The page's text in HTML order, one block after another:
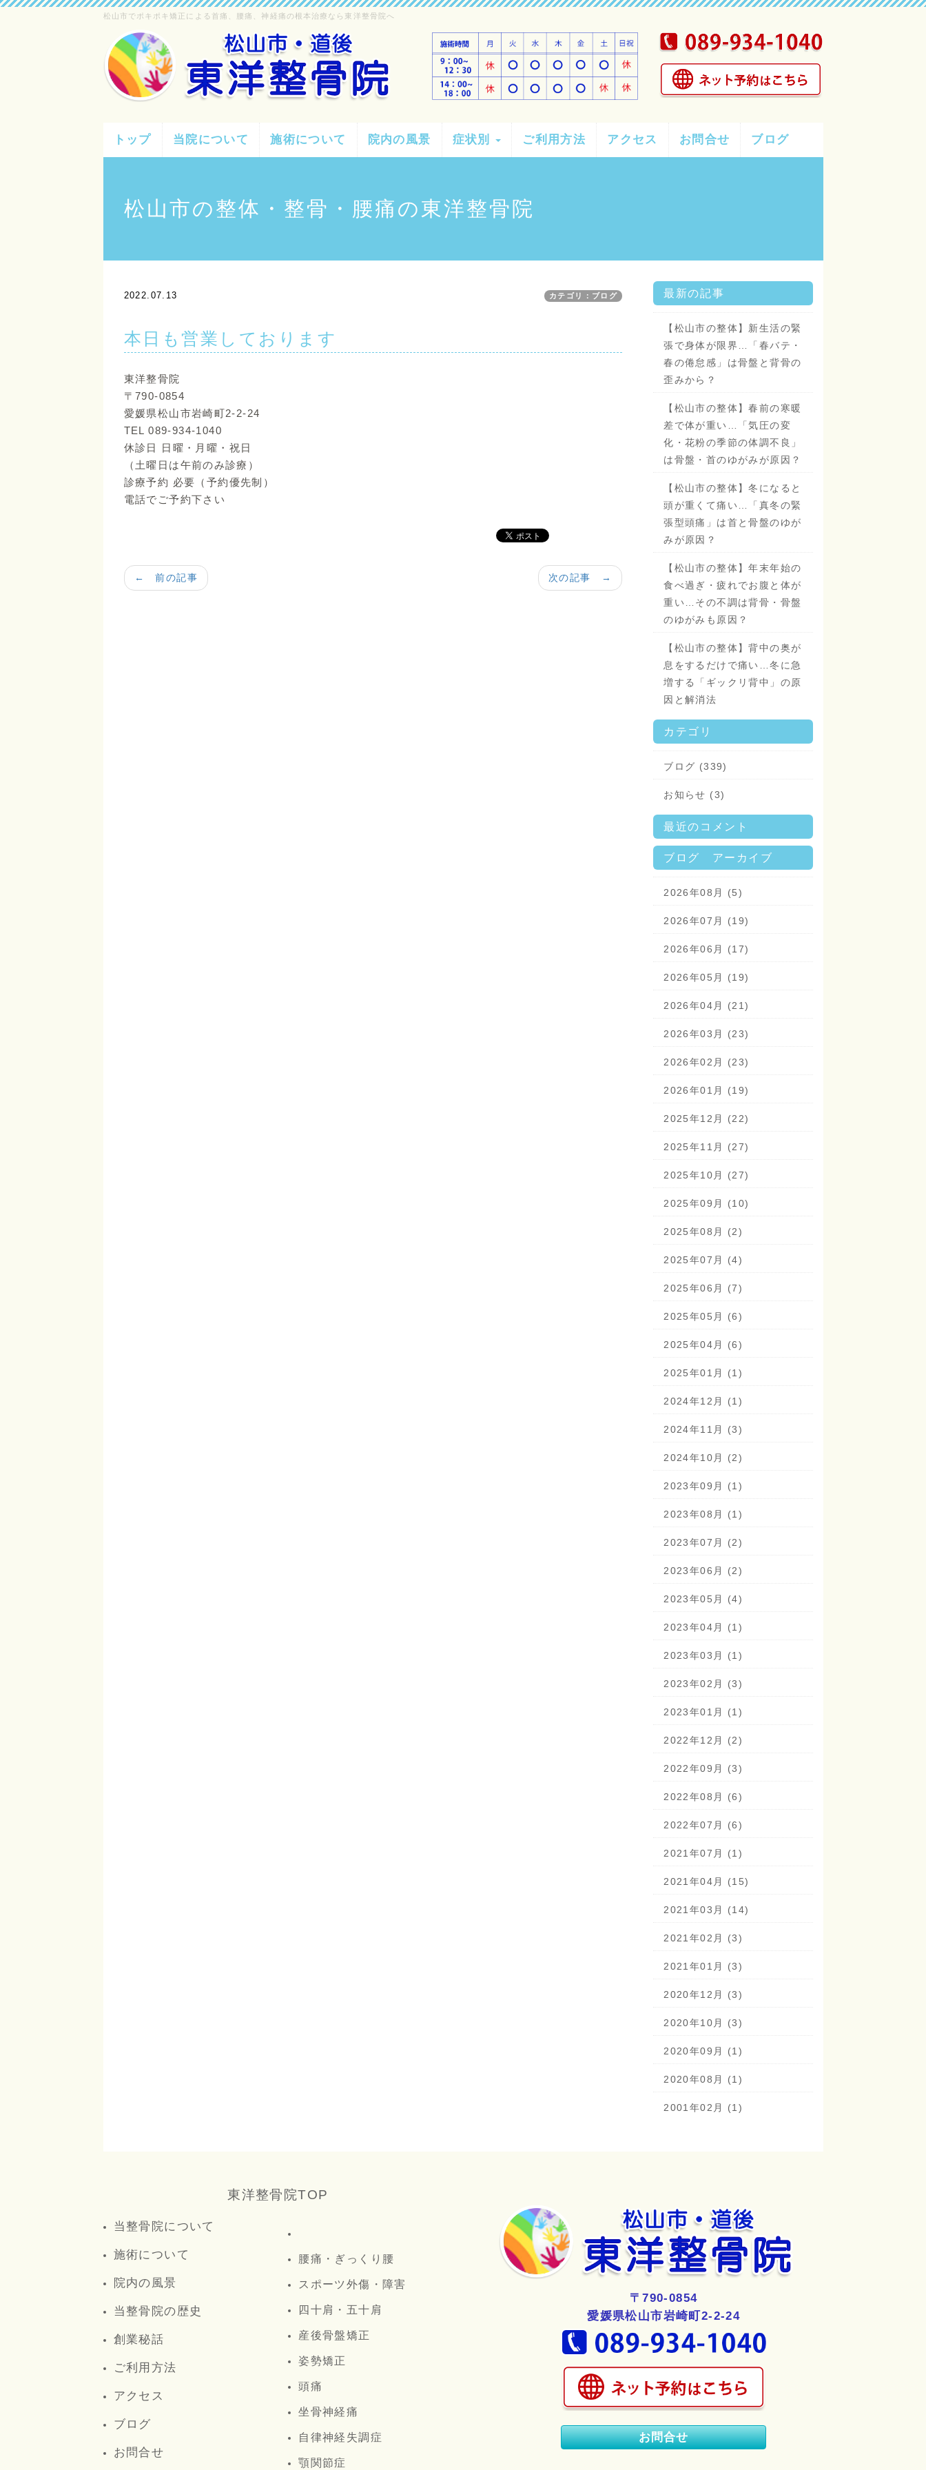
松山市でポキポキ矯正による首痛、腰痛、神経痛の根本治療なら東洋整骨院へ
トップ 当院について 施術について 院内の風景 症状別 ご利用方法 アクセス お問合せ ブログ
松山市の整体・整骨・腰痛の東洋整骨院
2022.07.13 カテゴリ：ブログ
本日も営業しております
東洋整骨院
〒790-0854
愛媛県松山市岩崎町2-2-24
TEL 089-934-1040
休診日 日曜・月曜・祝日
（土曜日は午前のみ診療）
診療予約 必要（予約優先制）
電話でご予約下さい
次の記事 →
← 前の記事
最新の記事
【松山市の整体】新生活の緊
張で身体が限界…「春バテ・
春の倦怠感」は骨盤と背骨の
歪みから？
【松山市の整体】春前の寒暖
差で体が重い…「気圧の変
化・花粉の季節の体調不良」
は骨盤・首のゆがみが原因？
【松山市の整体】冬になると
頭が重くて痛い…「真冬の緊
張型頭痛」は首と骨盤のゆが
みが原因？
【松山市の整体】年末年始の
食べ過ぎ・疲れでお腹と体が
重い…その不調は背骨・骨盤
のゆがみも原因？
【松山市の整体】背中の奥が
息をするだけで痛い…冬に急
増する「ギックリ背中」の原
因と解消法
カテゴリ
ブログ (339)
お知らせ (3)
最近のコメント
ブログ アーカイブ
2026年08月 (5)
2026年07月 (19)
2026年06月 (17)
2026年05月 (19)
2026年04月 (21)
2026年03月 (23)
2026年02月 (23)
2026年01月 (19)
2025年12月 (22)
2025年11月 (27)
2025年10月 (27)
2025年09月 (10)
2025年08月 (2)
2025年07月 (4)
2025年06月 (7)
2025年05月 (6)
2025年04月 (6)
2025年01月 (1)
2024年12月 (1)
2024年11月 (3)
2024年10月 (2)
2023年09月 (1)
2023年08月 (1)
2023年07月 (2)
2023年06月 (2)
2023年05月 (4)
2023年04月 (1)
2023年03月 (1)
2023年02月 (3)
2023年01月 (1)
2022年12月 (2)
2022年09月 (3)
2022年08月 (6)
2022年07月 (6)
2021年07月 (1)
2021年04月 (15)
2021年03月 (14)
2021年02月 (3)
2021年01月 (3)
2020年12月 (3)
2020年10月 (3)
2020年09月 (1)
2020年08月 (1)
2001年02月 (1)
東洋整骨院TOP
当整骨院について
施術について
院内の風景
当整骨院の歴史
創業秘話
ご利用方法
アクセス
ブログ
お問合せ
腰痛・ぎっくり腰
スポーツ外傷・障害
四十肩・五十肩
産後骨盤矯正
姿勢矯正
頭痛
坐骨神経痛
自律神経失調症
顎関節症
〒790-0854
愛媛県松山市岩崎町2-2-24
お問合せ